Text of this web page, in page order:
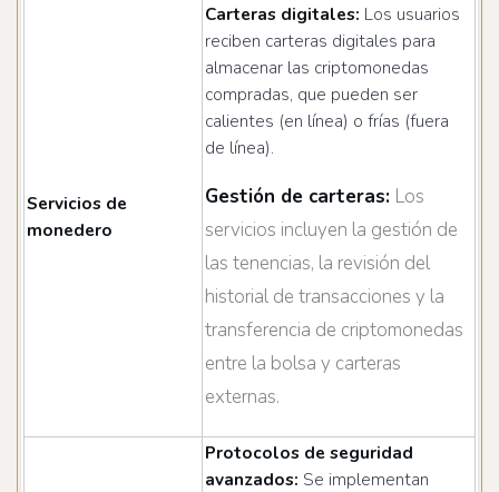
Servicios de
monedero
Carteras digitales: Los usuarios
reciben carteras digitales para
almacenar las criptomonedas
compradas, que pueden ser
calientes (en línea) o frías (fuera
de línea).
Gestión de carteras: Los
servicios incluyen la gestión de
las tenencias, la revisión del
historial de transacciones y la
transferencia de criptomonedas
entre la bolsa y carteras
externas.
Protocolos de seguridad
avanzados: Se implementan